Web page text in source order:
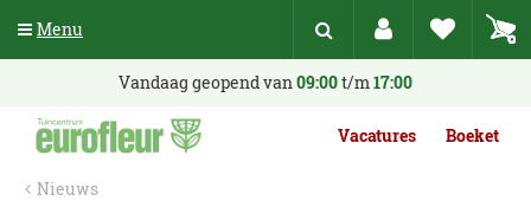
n
Nieuws
Vandaag geopend van09:00t/m17:00
Vacatures Boeket
Menu